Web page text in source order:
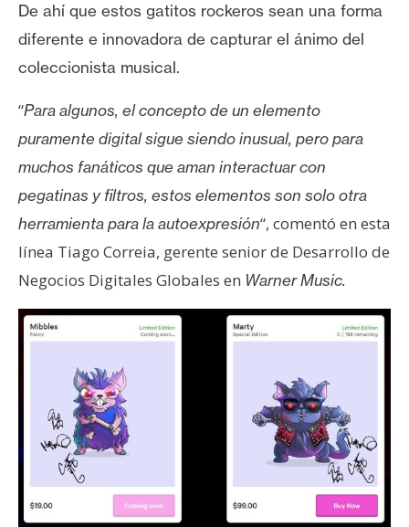
i
d
a
De ahí que estos gatitos rockeros sean una forma
diferente e innovadora de capturar el ánimo del
coleccionista musical.
“Para algunos, el concepto de un elemento
puramente digital sigue siendo inusual, pero para
muchos fanáticos que aman interactuar con
pegatinas y filtros, estos elementos son solo otra
herramienta para la autoexpresión“, comentó en esta
línea Tiago Correia, gerente senior de Desarrollo de
Negocios Digitales Globales en Warner Music.